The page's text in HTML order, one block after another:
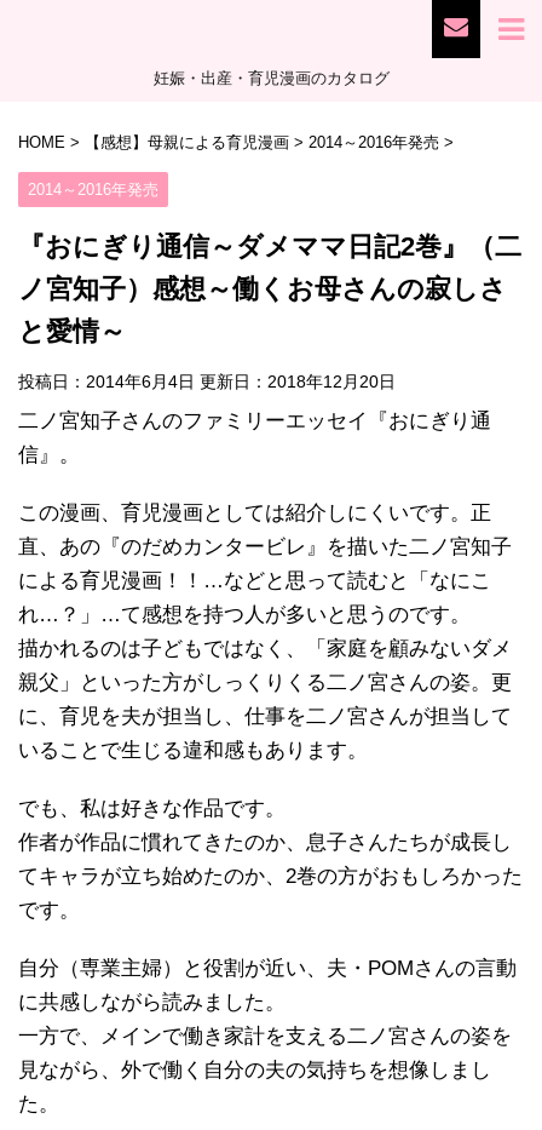
妊娠・出産・育児漫画のカタログ
HOME > 【感想】母親による育児漫画 > 2014～2016年発売 >
2014～2016年発売
『おにぎり通信～ダメママ日記2巻』（二
ノ宮知子）感想～働くお母さんの寂しさ
と愛情～
投稿日：2014年6月4日 更新日： 2018年12月20日
二ノ宮知子さんのファミリーエッセイ『おにぎり通
信』。
この漫画、育児漫画としては紹介しにくいです。正
直、あの『のだめカンタービレ』を描いた二ノ宮知子
による育児漫画！！…などと思って読むと「なにこ
れ…？」…て感想を持つ人が多いと思うのです。
描かれるのは子どもではなく、「家庭を顧みないダメ
親父」といった方がしっくりくる二ノ宮さんの姿。更
に、育児を夫が担当し、仕事を二ノ宮さんが担当して
いることで生じる違和感もあります。
でも、私は好きな作品です。
作者が作品に慣れてきたのか、息子さんたちが成長し
てキャラが立ち始めたのか、2巻の方がおもしろかった
です。
自分（専業主婦）と役割が近い、夫・POMさんの言動
に共感しながら読みました。
一方で、メインで働き家計を支える二ノ宮さんの姿を
見ながら、外で働く自分の夫の気持ちを想像しまし
た。